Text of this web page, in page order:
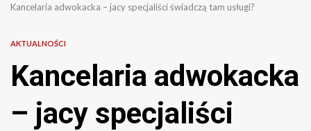
Kancelaria adwokacka – jacy specjaliści świadczą tam usługi?
AKTUALNOŚCI
Kancelaria adwokacka
– jacy specjaliści